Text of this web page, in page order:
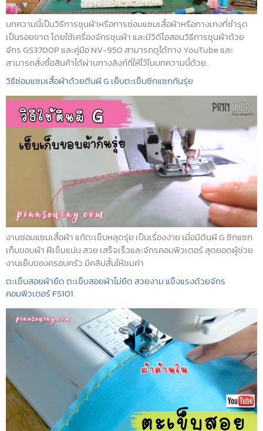
บทความนี้เป็นวิธีการชุนผ้าหรือการซ่อมแซมเสื้อผ้าหรือกางเกงที่ชำรุด
เป็นรอยขาด โดยใช้เครื่องจักรชุนผ้า และมีวิดีโอสอนวิธีการชุนผ้าด้วย
จักร GS3700P และคู่มือ NV-950 สามารถดูได้ทาง YouTube และ
สามารถสั่งซื้อสินค้าได้ผ่านทางลิงก์ที่ให้ไว้ในบทความนี้ด้วย.
วิธีซ่อมแซมเสื้อผ้าด้วยตีนผี G เย็บตะเข็บซิกแซกกันรุ่ย
งานซ่อมแซมเสื้อผ้า แก้ตะเข็บหลุดรุ่ย เป็นเรื่องง่าย เมื่อมีตีนผี G ซิกแซก
เก็บขอบผ้า ฝีเข็มแน่น สวย เสร็จเร็วและจักรคอมพิวเตอร์ สุดยอดผู้ช่วย
งานเย็บของครอบครัว มีคลิปสั้นให้ชมค่า
ตะเข็บสอยผ้ายืด ตะเข็บสอยผ้าไม่ยืด สวยงาม แข็งแรงด้วยจักร
คอมพิวเตอร์ FS101